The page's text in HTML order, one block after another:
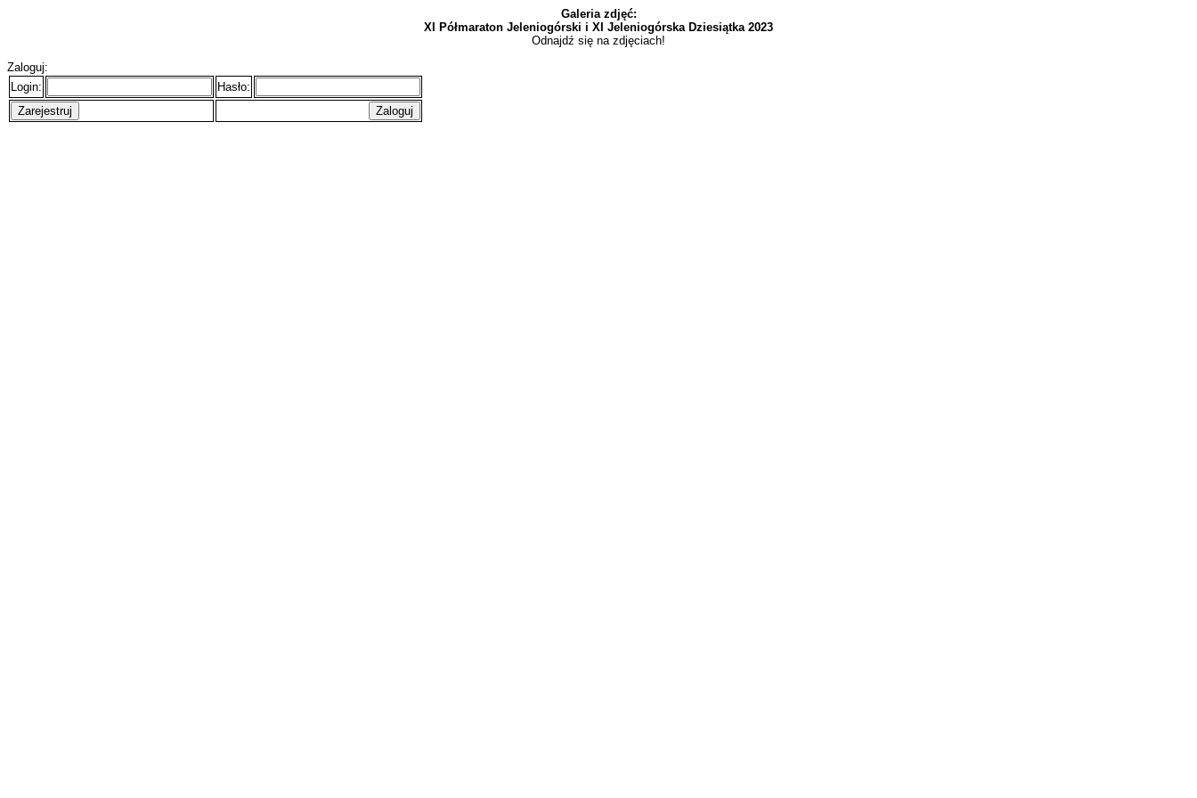
Galeria zdjęć:
XI Półmaraton Jeleniogórski i XI Jeleniogórska Dziesiątka 2023
Odnajdź się na zdjęciach!
Zaloguj:
Login:
Hasło: